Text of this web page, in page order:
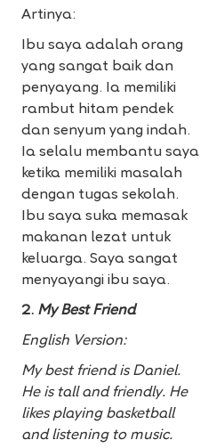
Artinya:
Ibu saya adalah orang
yang sangat baik dan
penyayang. Ia memiliki
rambut hitam pendek
dan senyum yang indah.
Ia selalu membantu saya
ketika memiliki masalah
dengan tugas sekolah.
Ibu saya suka memasak
makanan lezat untuk
keluarga. Saya sangat
menyayangi ibu saya.
2. My Best Friend
English Version:
My best friend is Daniel.
He is tall and friendly. He
likes playing basketball
and listening to music.